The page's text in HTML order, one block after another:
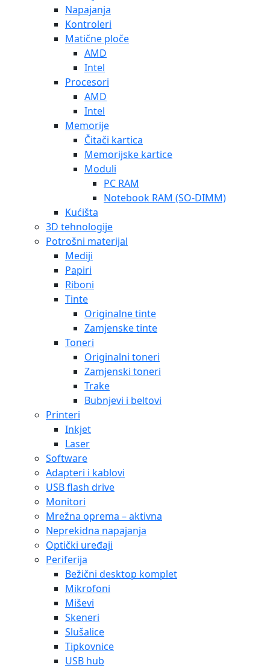
Napajanja
Kontroleri
Matične ploče
AMD
Intel
Procesori
AMD
Intel
Memorije
Čitači kartica
Memorijske kartice
Moduli
PC RAM
Notebook RAM (SO-DIMM)
Kućišta
3D tehnologije
Potrošni materijal
Mediji
Papiri
Riboni
Tinte
Originalne tinte
Zamjenske tinte
Toneri
Originalni toneri
Zamjenski toneri
Trake
Bubnjevi i beltovi
Printeri
Inkjet
Laser
Software
Adapteri i kablovi
USB flash drive
Monitori
Mrežna oprema – aktivna
Neprekidna napajanja
Optički uređaji
Periferija
Bežični desktop komplet
Mikrofoni
Miševi
Skeneri
Slušalice
Tipkovnice
USB hub